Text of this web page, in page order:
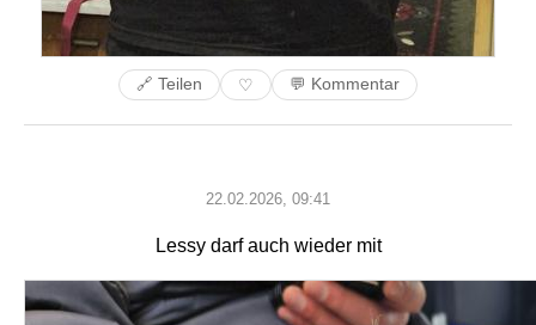
🔗 Teilen ♡ 💬 Kommentar
22.02.2026, 09:41
Lessy darf auch wieder mit